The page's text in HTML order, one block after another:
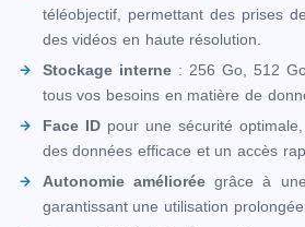
téléobjectif, permettant des prises
des vidéos en haute résolution.
Stockage interne: 256 Go, 512
tous vos besoins en matière de
Face IDpour une sécurité
des données efficace et un accès
Autonomie amélioréegrâce à une
garantissant une utilisation